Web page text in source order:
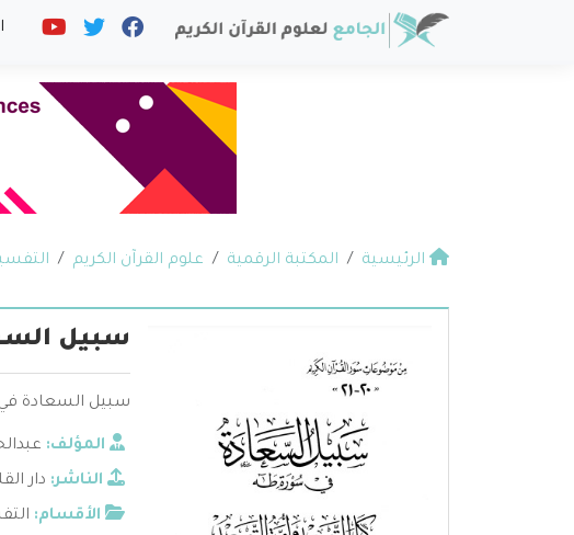
الرئيسية المكتبة الرقمية علوم القرآن الكريم
سبيل
سبيل السعادة في
المؤلف:
الناشر: دار
الأقسام: